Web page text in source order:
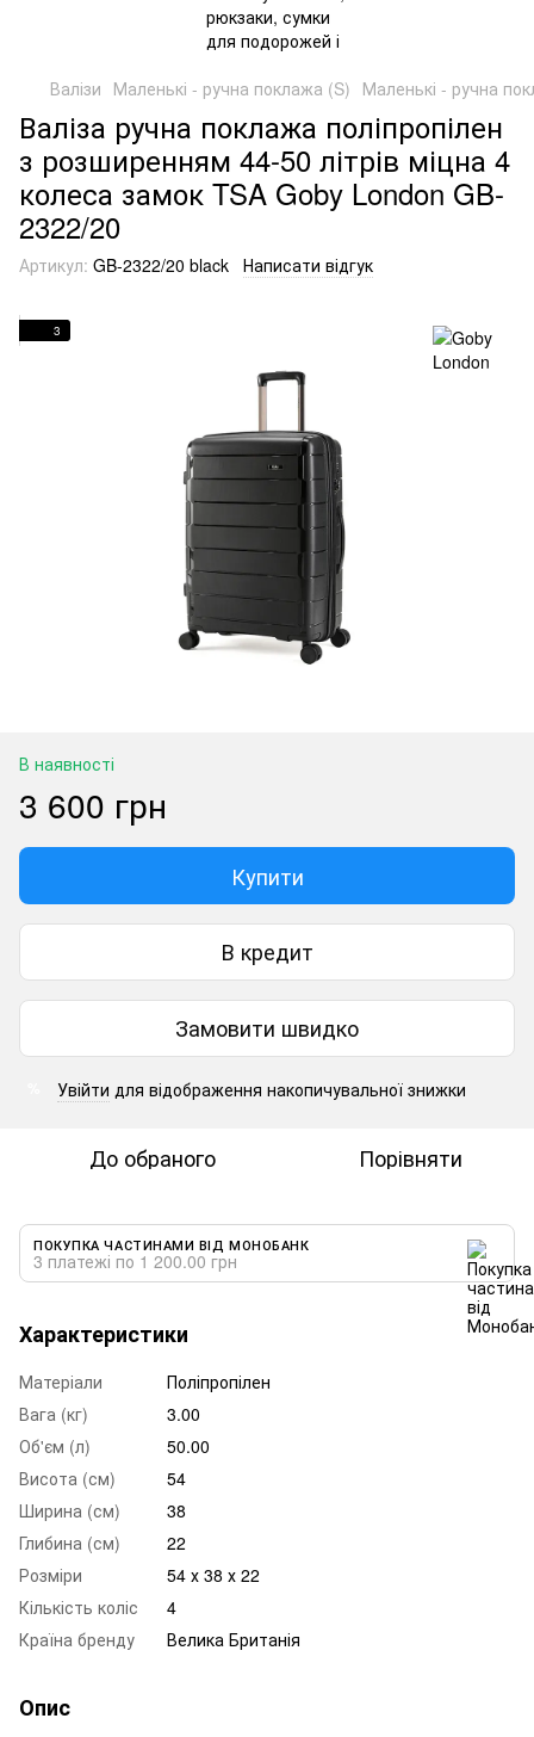
Валізи Маленькі - ручна поклажа (S) Маленькі - ручна
Валіза ручна поклажа поліпропілен
з розширенням 44-50 літрів міцна 4
колеса замок TSA Goby London GB-
2322/20
Артикул: GB-2322/20 black Написати відгук
3
В наявності
3 600 грн
Купити
В кредит
Замовити швидко
Увійти для відображення накопичувальної знижки
До обраного Порівняти
ПОКУПКА ЧАСТИНАМИ ВІД МОНОБАНК
3 платежі по 1 200.00 грн
Характеристики
Матеріали
Поліпропілен
Вага (кг)
3.00
Об'єм (л)
50.00
Висота (см)
54
Ширина (см)
38
Глибина (см)
22
Розміри
54 х 38 х 22
Кількість коліс
4
Країна бренду
Велика Британія
Опис